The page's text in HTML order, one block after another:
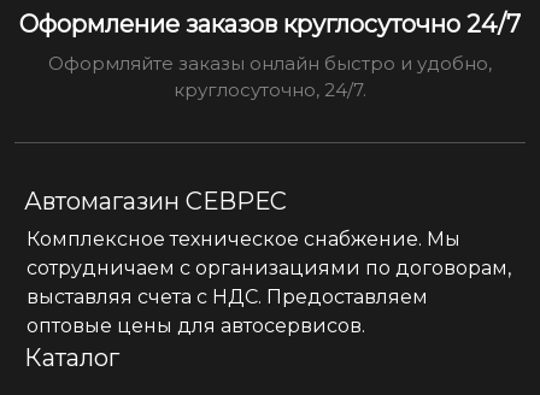
Оформление заказов круглосуточно 24/7
Оформляйте заказы онлайн быстро и удобно,
круглосуточно, 24/7.
Автомагазин СЕВРЕС
Комплексное техническое снабжение. Мы
сотрудничаем с организациями по договорам,
выставляя счета с НДС. Предоставляем
оптовые цены для автосервисов.
Каталог